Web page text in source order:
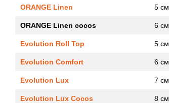
ORANGE Linen 5 см
ORANGE Linen cocos 6 см
Evolution Roll Top 5 см
Evolution Comfort 6 см
Evolution Lux 7 см
Evolution Lux Cocos 8 см